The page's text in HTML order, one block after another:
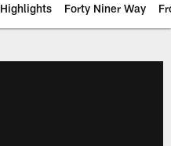
Highlights Forty Niner Way